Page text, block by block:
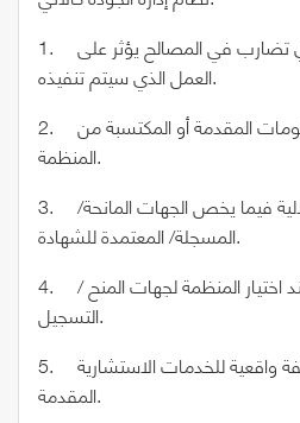
1. تجنب أو الإعلان عن أي تضارب في المصالح يؤثر على
العمل الذي سيتم تنفيذه.
2. الحفاظ على سرية المعلومات المقدمة أو المكتسبة من
المنظمة.
3. الحفاظ على الاستقلالية فيما يخص الجهات المانحة/
المسجلة/ المعتمدة للشهادة.
4. الحفاظ على الحياد عند اختيار المنظمة لجهات المنح /
التسجيل.
5. تقديم تقديرات تكلفة واقعية للخدمات الاستشارية
المقدمة.